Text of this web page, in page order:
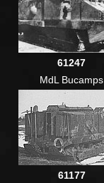
61247
MdL Bucamps
61177